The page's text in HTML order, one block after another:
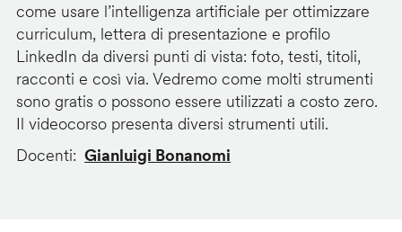
come usare l’intelligenza artificiale per ottimizzare
curriculum, lettera di presentazione e profilo
LinkedIn da diversi punti di vista: foto, testi, titoli,
racconti e così via. Vedremo come molti strumenti
sono gratis o possono essere utilizzati a costo zero.
Il videocorso presenta diversi strumenti utili.
Docenti
Gianluigi Bonanomi